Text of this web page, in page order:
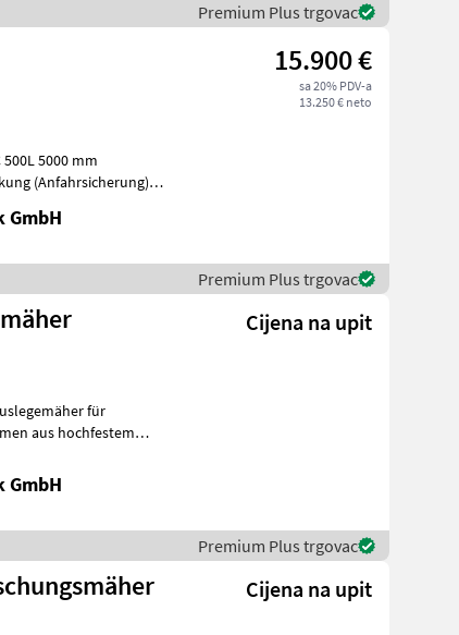
Premium Plus trgovac
15.900 €
sa 20% PDV-a
13.250 € neto
500L 5000 mm
(Anfahrsicherung)
GmbH
Premium Plus trgovac
Cijena na upit
aus hochfestem
GmbH
Premium Plus trgovac
Cijena na upit